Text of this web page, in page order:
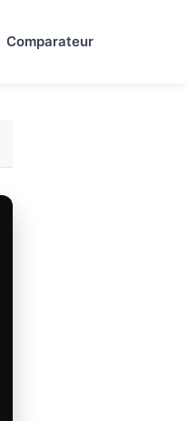
Comparateur